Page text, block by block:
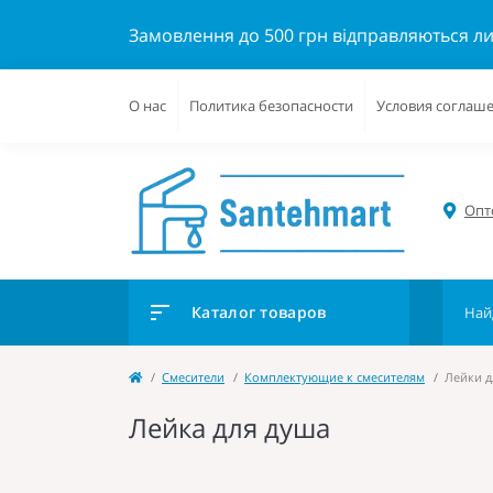
Замовлення до 500 грн відправляються
О нас Политика безопасности Условия
Каталог товаров
Cмесители Комплектующие к смесителям Лейки
Лейка для душа